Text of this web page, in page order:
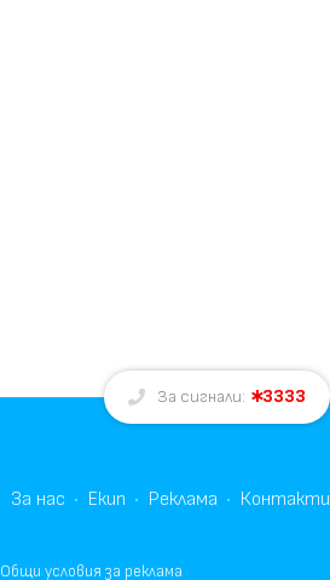
За сигнали: 3333
За нас Екип Реклама Контакти
Общи условия за реклама